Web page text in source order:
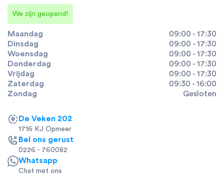
We zijn geopend!
Maandag
09:00 - 17:30
Dinsdag
09:00 - 17:30
Woensdag
09:00 - 17:30
Donderdag
09:00 - 17:30
Vrijdag
09:00 - 17:30
Zaterdag
09:30 - 16:00
Zondag
Gesloten
De Veken 202
1716 KJ Opmeer
Bel ons gerust
0226 - 760082
Whatsapp
Chat met ons